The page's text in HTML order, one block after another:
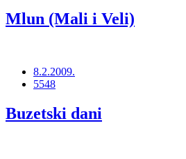
Mlun (Mali i Veli)
8.2.2009.
5548
Buzetski dani